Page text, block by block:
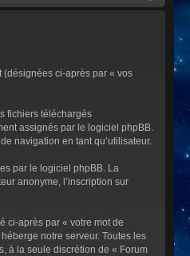
(désignées ci-après par « vos
fichiers téléchargés
assignés par le logiciel phpBB.
navigation en tant qu’utilisateur.
par le logiciel phpBB. La
anonyme, l’inscription sur
ci-après par « votre mot de
notre serveur. Toutes les
à la seule discrétion de « Forum